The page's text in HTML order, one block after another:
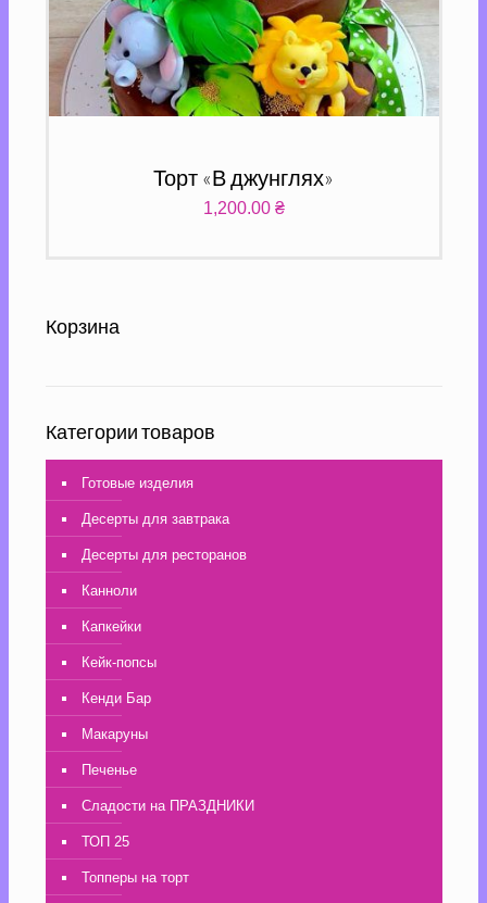
Торт «В джунглях»
1,200.00 ₴
Корзина
Категории товаров
Готовые изделия
Десерты для завтрака
Десерты для ресторанов
Канноли
Капкейки
Кейк-попсы
Кенди Бар
Макаруны
Печенье
Сладости на ПРАЗДНИКИ
ТОП 25
Топперы на торт